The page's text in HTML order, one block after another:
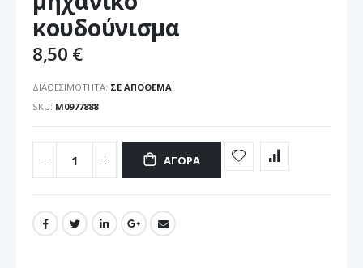
κουδούνισμα
8,50 €
ΔΙΑΘΕΣΙΜΌΤΗΤΑ: ΣΕ ΑΠΌΘΕΜΑ
SKU Μ0977888
ΑΓΟΡΆ